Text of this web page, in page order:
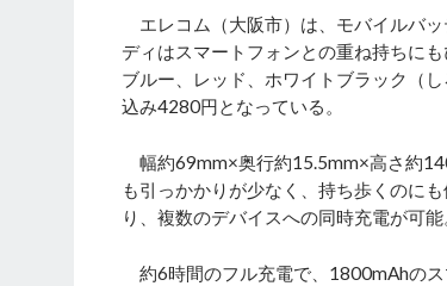
エレコム（大阪市）は、モバイルバッ
ディはスマートフォンとの重ね持ちに
ブルー、レッド、ホワイトブラック（
込み4280円となっている。
幅約69mm×奥行約15.5mm×高さ約
も引っかかりが少なく、持ち歩くのに
り、複数のデバイスへの同時充電が可
約6時間のフル充電で、1800mAhの